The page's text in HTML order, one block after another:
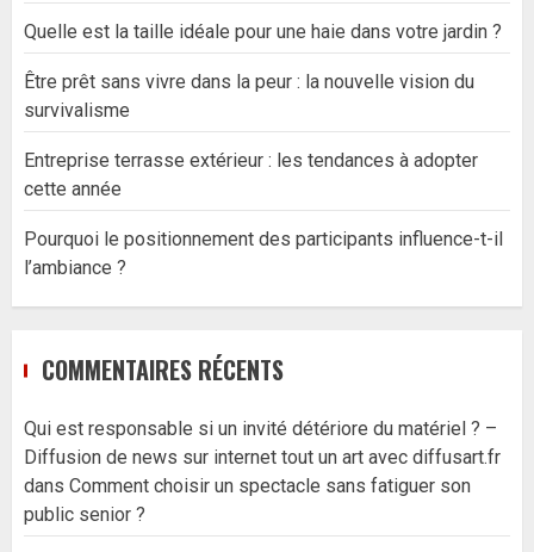
Quelle est la taille idéale pour une haie dans votre jardin ?
Être prêt sans vivre dans la peur : la nouvelle vision du
survivalisme
Entreprise terrasse extérieur : les tendances à adopter
cette année
Pourquoi le positionnement des participants influence-t-il
l’ambiance ?
COMMENTAIRES RÉCENTS
Qui est responsable si un invité détériore du matériel ? –
Diffusion de news sur internet tout un art avec diffusart.fr
dans Comment choisir un spectacle sans fatiguer son
public senior ?